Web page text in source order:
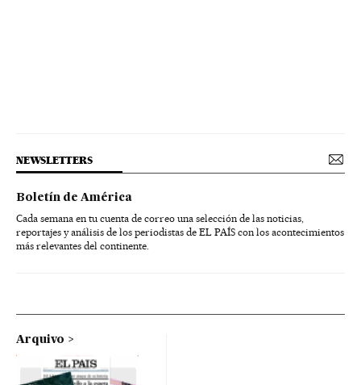
NEWSLETTERS
Boletín de América
Cada semana en tu cuenta de correo una selección de las noticias,
reportajes y análisis de los periodistas de EL PAÍS con los acontecimientos
más relevantes del continente.
Arquivo